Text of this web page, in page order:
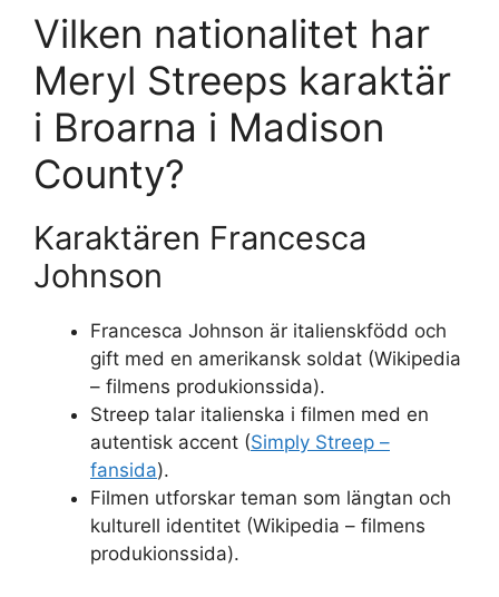
Vilken nationalitet har
Meryl Streeps karaktär
i Broarna i Madison
County?
Karaktären Francesca
Johnson
Francesca Johnson är italienskfödd och
gift med en amerikansk soldat (Wikipedia
– filmens produkionssida).
Streep talar italienska i filmen med en
autentisk accent (Simply Streep –
fansida).
Filmen utforskar teman som längtan och
kulturell identitet (Wikipedia – filmens
produkionssida).